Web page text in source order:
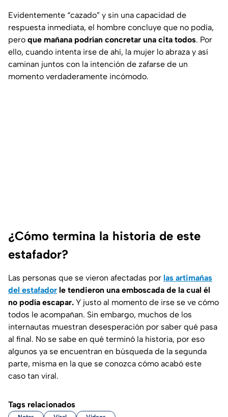
Evidentemente “cazado” y sin una capacidad de
respuesta inmediata, el hombre concluye que no podía,
pero que mañana podrían concretar una cita todos. Por
ello, cuando intenta irse de ahí, la mujer lo abraza y así
caminan juntos con la intención de zafarse de un
momento verdaderamente incómodo.
¿Cómo termina la historia de este
estafador?
Las personas que se vieron afectadas por las artimañas
del estafador le tendieron una emboscada de la cual él
no podía escapar. Y justo al momento de irse se ve cómo
todos le acompañan. Sin embargo, muchos de los
internautas muestran desesperación por saber qué pasa
al final. No se sabe en qué terminó la historia, por eso
algunos ya se encuentran en búsqueda de la segunda
parte, misma en la que se conozca cómo acabó este
caso tan viral.
Tags relacionados